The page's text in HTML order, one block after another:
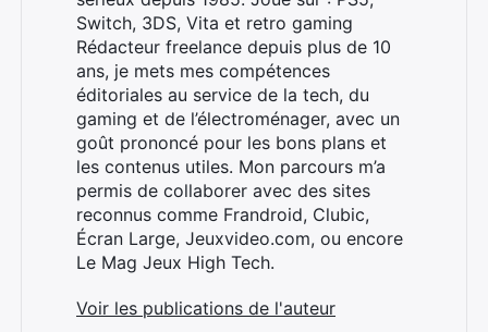
Switch, 3DS, Vita et retro gaming
Rédacteur freelance depuis plus de 10
ans, je mets mes compétences
éditoriales au service de la tech, du
gaming et de l’électroménager, avec un
goût prononcé pour les bons plans et
les contenus utiles. Mon parcours m’a
permis de collaborer avec des sites
reconnus comme Frandroid, Clubic,
Écran Large, Jeuxvideo.com, ou encore
Le Mag Jeux High Tech.
Voir les publications de l'auteur